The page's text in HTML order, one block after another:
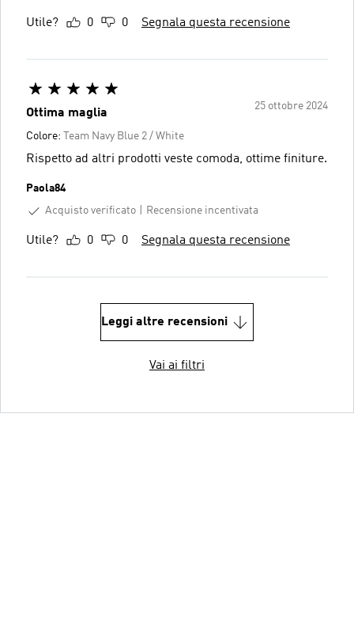
Utile? 0 0 Segnala questa recensione
25 ottobre 2024
Ottima maglia
Colore: Team Navy Blue 2 / White
Rispetto ad altri prodotti veste comoda, ottime finiture.
Paola84
Acquisto verificato
Recensione incentivata
Utile? 0 0 Segnala questa recensione
Leggi altre recensioni
Vai ai filtri